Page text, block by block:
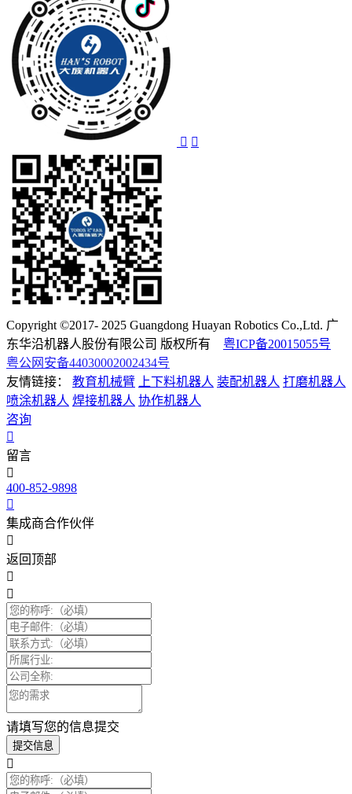
Copyright ©2017- 2025 Guangdong Huayan Robotics Co.,Ltd. 广
东华沿机器人股份有限公司 版权所有 粤ICP备20015055号
粤公网安备44030002002434号
友情链接：
教育机械臂 上下料机器人 装配机器人 打磨机器人
喷涂机器人 焊接机器人 协作机器人
咨询
留言
400-852-9898
集成商合作伙伴
返回顶部
请填写您的信息提交
提交信息